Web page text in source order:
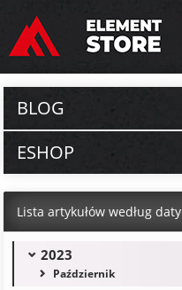
BLOG
ESHOP
Lista artykułów według daty
2023
Październik